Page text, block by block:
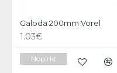
Galoda 200mm Vorel
1.03€
Nopirkt